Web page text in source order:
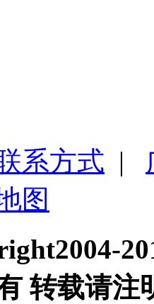
系方式 |
图
转载请注